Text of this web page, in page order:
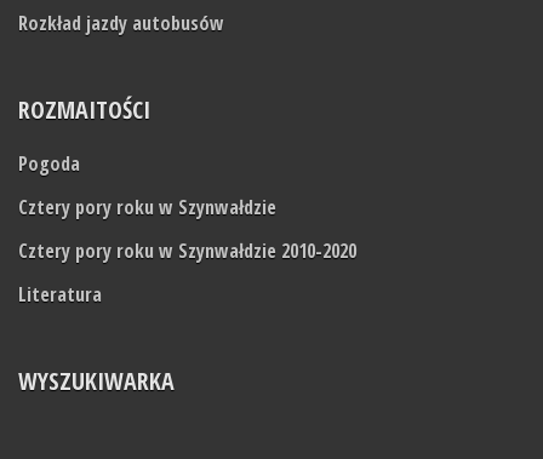
Rozkład jazdy autobusów
ROZMAITOŚCI
Pogoda
Cztery pory roku w Szynwałdzie
Cztery pory roku w Szynwałdzie 2010-2020
Literatura
WYSZUKIWARKA